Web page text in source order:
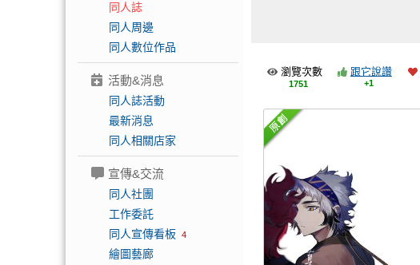
同人誌
同人周邊
同人數位作品
活動&消息
同人誌活動
最新消息
同人相關店家
宣傳&交流
同人社團
工作委託
同人宣傳看板 4
繪圖藝廊
瀏覽次數
1751
跟它說讚
+1